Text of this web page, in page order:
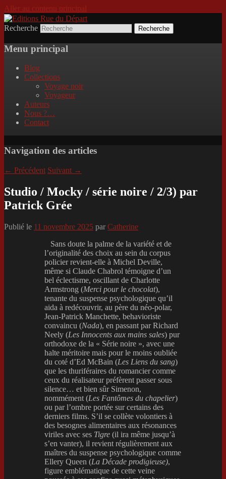
Aller au contenu principal
Editions Rue du Départ
Incitation au voyage, du roman noir au
poème.
Recherche
Menu principal
Blog
Collections
Voyage noir
Voyageur
Auteurs
Nous ?…
Contact
Navigation des articles
← Précédent Suivant →
Studio / Mocky / série noire / 2/3) par
Patrick Grée
Publié le 11 novembre 2025 par Catherine
Sans doute la palme de la variété et de
l’originalité des choix au sein du corpus
policier revient-elle à Michel Deville,
même si Claude Chabrol témoigne d’un
bel éclectisme, oscillant de Charlotte
Armstrong (Merci pour le chocolat),
tenante du suspense psychologique qu’il
aida à redécouvrir, au père du néo-polar,
Jean-Patrick Manchette, behavioriste
convaincu (Nada), en passant par Richard
Neely (Les Innocents aux mains sales) pur
orthodoxe de la « Série noire », avec une
halte méritoire mais pour le moins oubliée
du coté d’Ed McBain (Les Liens du sang)
que les thuriféraires du romancier comme
ceux du réalisateur préfèrent passer sous
silence… et bien sûr Simenon,
nommément (Les Fantômes du chapelier)
ou par l’ombre portée sur certains des
derniers films. S’il se collète volontiers à
des besognes alimentaires aux résonances
viriles avec ses Tigre (il ira même jusqu’à
s’en vanter), il revient régulièrement aux
maîtres du suspense psychologique comme
Ellery Queen (La Décade prodigieuse),
figure emblématique de cette veine